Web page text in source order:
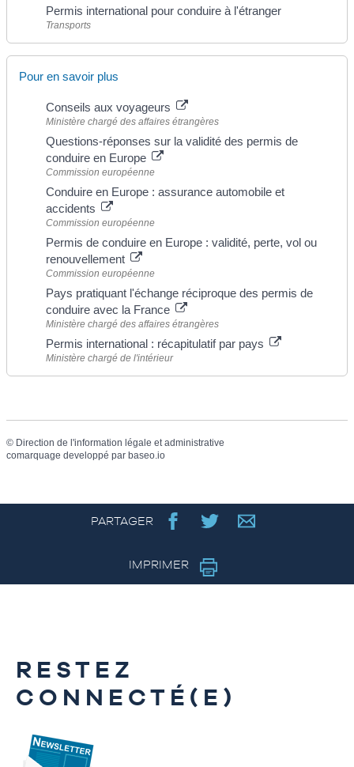
Permis international pour conduire à l'étranger
Transports
Pour en savoir plus
Conseils aux voyageurs
Ministère chargé des affaires étrangères
Questions-réponses sur la validité des permis de
conduire en Europe
Commission européenne
Conduire en Europe : assurance automobile et
accidents
Commission européenne
Permis de conduire en Europe : validité, perte, vol ou
renouvellement
Commission européenne
Pays pratiquant l'échange réciproque des permis de
conduire avec la France
Ministère chargé des affaires étrangères
Permis international : récapitulatif par pays
Ministère chargé de l'intérieur
© Direction de l'information légale et administrative
comarquage developpé par baseo.io
PARTAGER
IMPRIMER
RESTEZ
CONNECTÉ(E)